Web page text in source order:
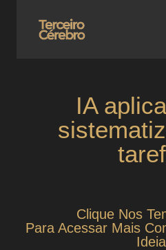
IA
Clique Nos
Para Acessar Mais